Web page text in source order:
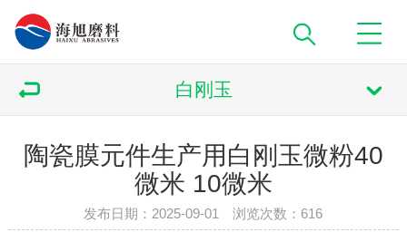
白刚玉
陶瓷膜元件生产用白刚玉微粉40
微米 10微米
发布日期：2025-09-01 浏览次数： 616